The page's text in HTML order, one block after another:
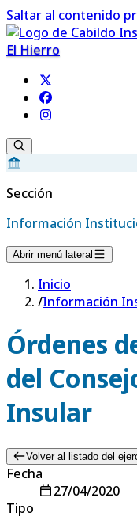
Saltar al contenido
El Hierro
Sección
Información
Abrir menú lateral
Inicio
/Información
Órdenes
del
Insular
Volver al listado del
Fecha
27/04/2020
Tipo